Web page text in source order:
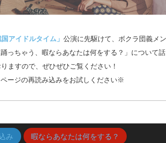
アイドルタイム」 公演に先駆けて、ボクラ団義メ
っちゃう、暇ならあなたは何をする？」について話
ますので、ぜひぜひご覧ください！
ージの再読み込みをお試しください※
み 暇ならあなたは何をする？